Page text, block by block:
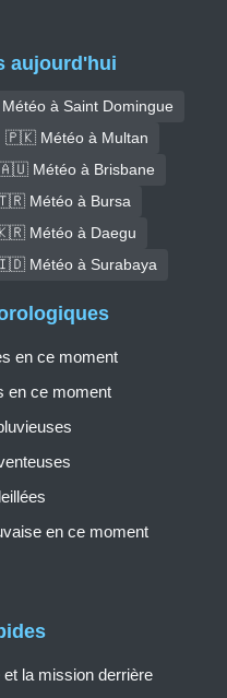
aujourd'hui
à Saint Domingue
🇵🇰 Météo à Multan
Météo à Brisbane
Météo à Bursa
Météo à Daegu
Météo à Surabaya
la mission derrière
en ce moment
en ce moment
en ce moment